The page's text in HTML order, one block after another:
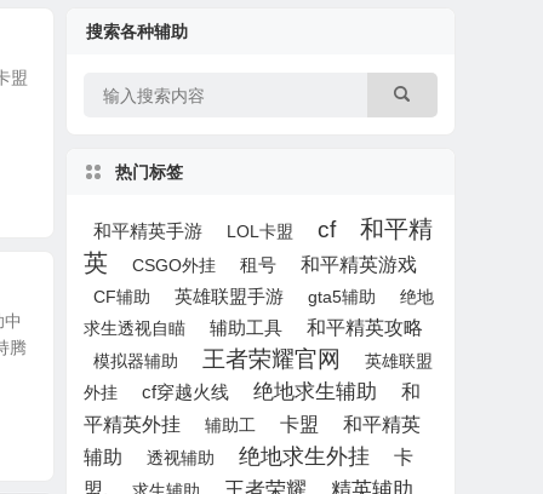
盟
腾
搜索各种辅助
热门标签
和平精英手游 LOL卡盟 cf
和平精
英
CSGO外挂 租号 和平精英游戏
CF辅助 英雄联盟手游 gta5辅助
绝地
求生透视自瞄
辅助工具 和平精英攻略
模拟器辅助 王者荣耀官网
英雄联盟
外挂
cf穿越火线 绝地求生辅助
和
平精英外挂
辅助工 卡盟
和平精英
辅助
透视辅助 绝地求生外挂
卡